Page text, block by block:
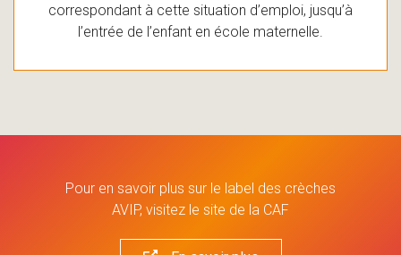
correspondant à cette situation d’emploi, jusqu’à
l’entrée de l’enfant en école maternelle.
Pour en savoir plus sur le label des crèches
AVIP, visitez le site de la CAF